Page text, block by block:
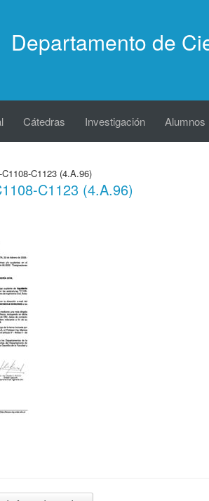
Departamento de
Cátedras Investigación Alumnos
C1123 (4.A.96)
C1123 (4.A.96)